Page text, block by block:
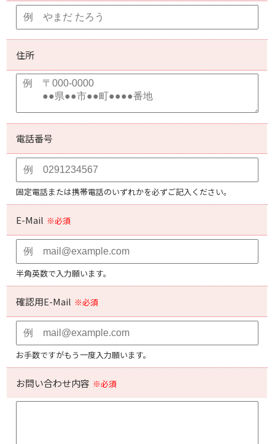
住所
電話番号
固定電話または携帯電話のいずれかを必ずご記入ください。
E-Mail ※必須
半角英数で入力願います。
確認用E-Mail ※必須
お手数ですがもう一度入力願います。
お問い合わせ内容 ※必須